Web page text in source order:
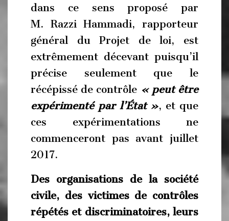
dans ce sens proposé par
M. Razzi Hammadi, rapporteur
général du Projet de loi, est
extrêmement décevant puisqu’il
précise seulement que le
récépissé de contrôle « peut être
expérimenté par l’État », et que
ces expérimentations ne
commenceront pas avant juillet
2017.
Des organisations de la société
civile, des victimes de contrôles
répétés et discriminatoires, leurs